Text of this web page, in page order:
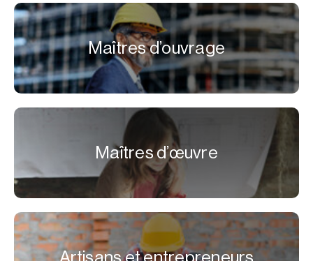
Maîtres d’ouvrage
Maîtres d’œuvre
Artisans et entrepreneurs